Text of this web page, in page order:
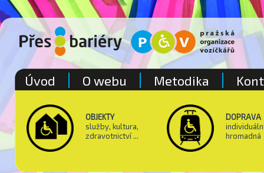
OBJEKTY
služby, kultura,
zdravotnictví ...
DOPRAVA
hromadná
Úvod O webu Metodika